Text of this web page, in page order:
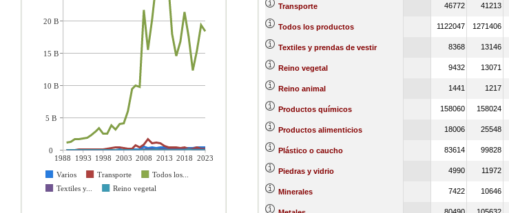
1988 1993 1998 2003 2008 2013 2018 2023
Varios
Transporte
Todos los...
Textiles y...
Reino vegetal
20 B
15 B
10 B
5 B
0
Transporte 46772 41213
Todos los productos 1122047 1271406
Textiles y prendas de vestir 8368 13146
Reino vegetal 9432 13071
Reino animal 1441 1217
Productos químicos 158060 158024
Productos alimenticios 18006 25548
Plástico o caucho 83614 99828
Piedras y vidrio 4990 11972
Minerales 7422 10646
80490 105632